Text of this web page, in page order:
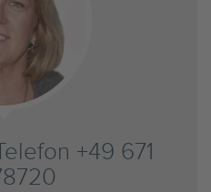
+49 671